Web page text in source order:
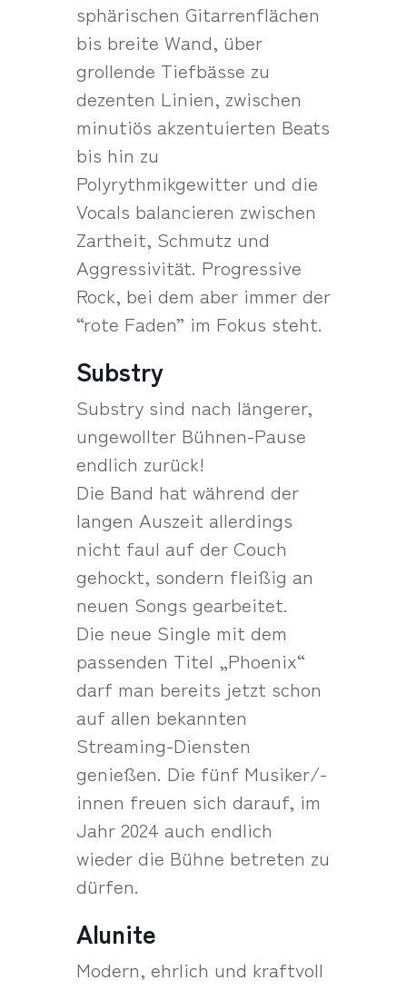
sphärischen Gitarrenflächen
bis breite Wand, über
grollende Tiefbässe zu
dezenten Linien, zwischen
minutiös akzentuierten Beats
bis hin zu
Polyrythmikgewitter und die
Vocals balancieren zwischen
Zartheit, Schmutz und
Aggressivität. Progressive
Rock, bei dem aber immer der
“rote Faden” im Fokus steht.
Substry
Substry sind nach längerer,
ungewollter Bühnen-Pause
endlich zurück!
Die Band hat während der
langen Auszeit allerdings
nicht faul auf der Couch
gehockt, sondern fleißig an
neuen Songs gearbeitet.
Die neue Single mit dem
passenden Titel „Phoenix“
darf man bereits jetzt schon
auf allen bekannten
Streaming-Diensten
genießen. Die fünf Musiker/-
innen freuen sich darauf, im
Jahr 2024 auch endlich
wieder die Bühne betreten zu
dürfen.
Alunite
Modern, ehrlich und kraftvoll